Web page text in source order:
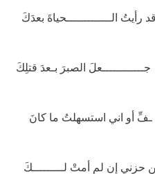
الـــــــــــــحياةَ بعدَكَ
الصبرَ بـعدَ قتلِكَ
ـفِّ أو اني استسهلتُ ما كانَ
إن لم أمتْ لـــــــــكَ